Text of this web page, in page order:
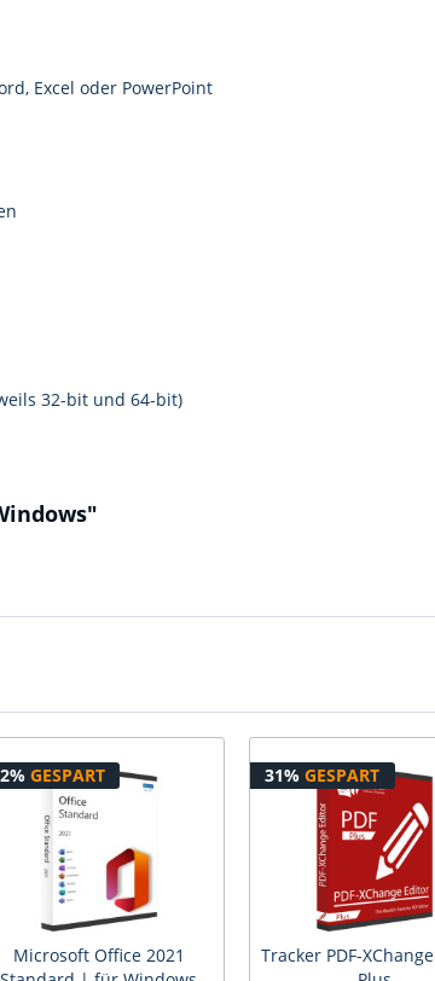
Excel oder PowerPoint
32-bit und 64-bit)
GESPART
Microsoft Office 2021
31%GESPART
Tracker PDF-